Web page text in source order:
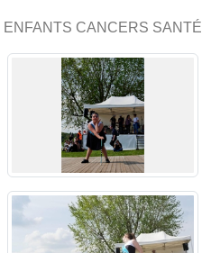
ENFANTS CANCERS